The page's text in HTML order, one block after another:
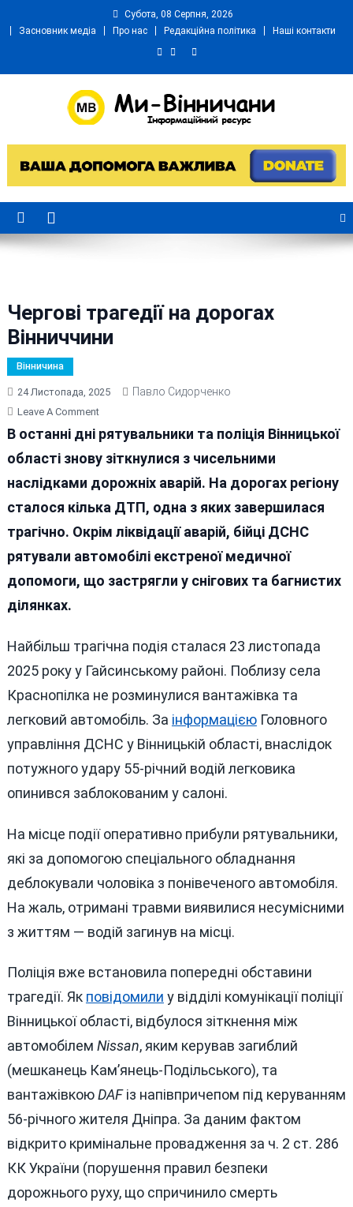
Субота, 08 Серпня, 2026
Засновник медіа
Про нас Редакційна політика Наші контакти
Ми Вінничани
Чергові трагедії на дорогах
Вінниччини
Вінничина
24 Листопада, 2025 Павло Сидорченко
Leave A CommentOn
Чергові
На
Дорогах
Вінниччини
В останні дні рятувальники та поліція Вінницької
області знову зіткнулися з чисельними
наслідками дорожніх аварій. На дорогах регіону
сталося кілька ДТП, одна з яких завершилася
трагічно. Окрім ліквідації аварій, бійці ДСНС
рятували автомобілі екстреної медичної
допомоги, що застрягли у снігових та багнистих
ділянках.
Найбільш трагічна подія сталася 23 листопада
2025 року у Гайсинському районі. Поблизу села
Краснопілка не розминулися вантажівка та
легковий автомобіль. За інформацієюГоловного
управління ДСНС у Вінницькій області, внаслідок
потужного удару 55-річний водій легковика
опинився заблокованим у салоні.
На місце події оперативно прибули рятувальники,
які за допомогою спеціального обладнання
деблокували чоловіка з понівеченого автомобіля.
На жаль, отримані травми виявилися несумісними
з життям — водій загинув на місці.
Поліція вже встановила попередні обставини
трагедії. Як повідомили у відділі комунікації поліції
Вінницької області, відбулося зіткнення між
автомобілем Nissan, яким керував загиблий
(мешканець Кам’янець-Подільського), та
вантажівкоюDAFіз напівпричепом під керуванням
56-річного жителя Дніпра. За даним фактом
відкрито кримінальне провадження за ч. 2 ст. 286
КК України (порушення правил безпеки
дорожнього руху, що спричинило смерть